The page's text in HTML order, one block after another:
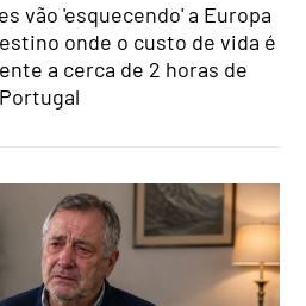
vão 'esquecendo' a Europa
onde o custo de vida é
a cerca de 2 horas de
Portugal